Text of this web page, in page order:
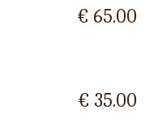
€ 65.00
€ 35.00